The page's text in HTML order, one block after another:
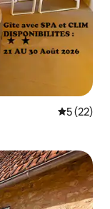
平均评分
5 (22)